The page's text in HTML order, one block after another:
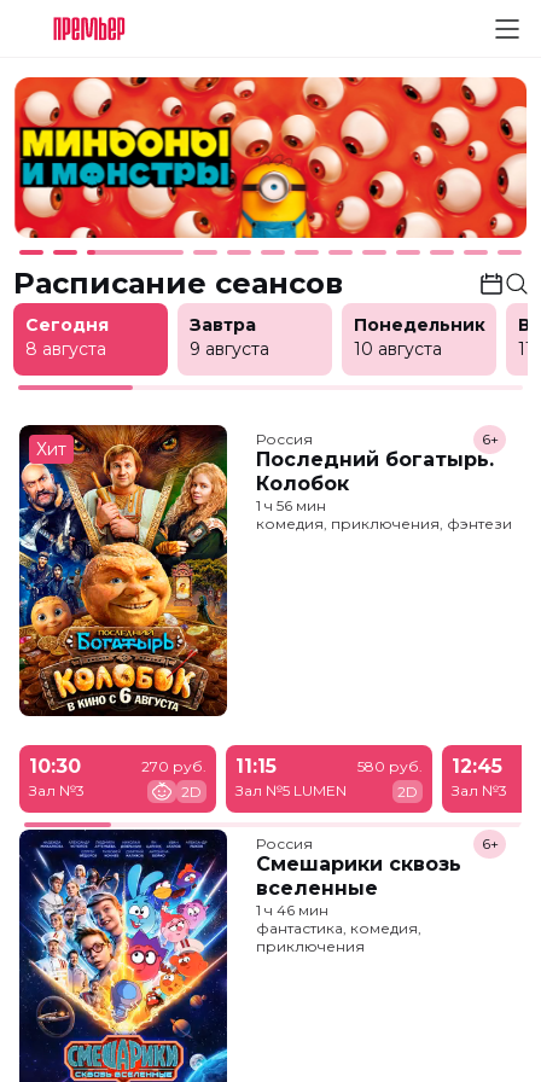
Расписание сеансов
Сегодня
8 августа
Завтра
9 августа
Понедельник
10 августа
11
Хит Россия
Последний богатырь.
Колобок
6+
1 ч 56 мин
комедия, приключения, фэнтези
10:30
Зал №3
270 руб.
2D
11:15
Зал №5 LUMEN
580 руб.
2D
12:45
Зал №3
Россия
Смешарики сквозь
вселенные
6+
1 ч 46 мин
фантастика, комедия,
приключения